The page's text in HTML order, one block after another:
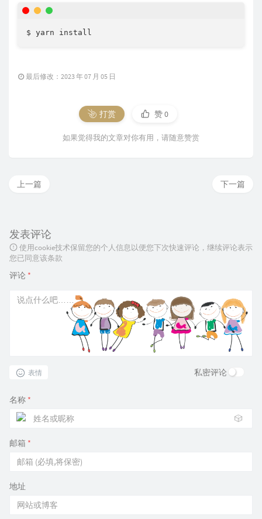
$ yarn install
最后修改：2023 年 07 月 05 日
打赏 赞0
如果觉得我的文章对你有用，请随意赞赏
下一篇
上一篇
发表评论
使用cookie技术保留您的个人信息以便您下次快速评论，继续评论表示
您已同意该条款
评论 *
表情 私密评论
名称 *
🎲
邮箱 *
地址